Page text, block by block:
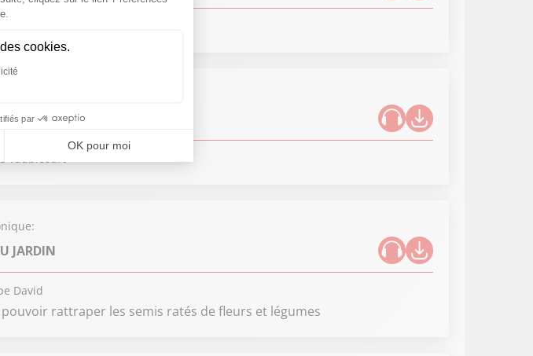
DES SPORTS
Vaubicourt
JARDIN
David
rattraper les semis ratés de fleurs et légumes